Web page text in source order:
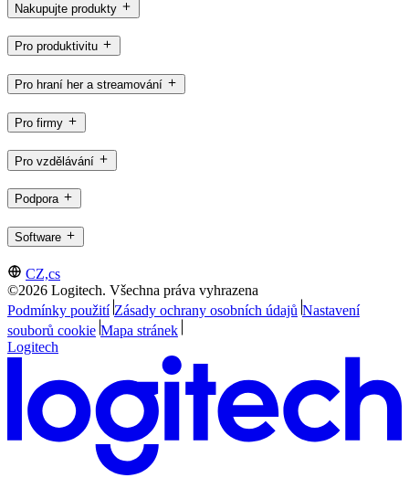
Nakupujte produkty
Pro produktivitu
Pro hraní her a streamování
Pro firmy
Pro vzdělávání
Podpora
Software
CZ,cs
©2026 Logitech. Všechna práva vyhrazena
Podmínky použití Zásady ochrany osobních údajů Nastavení
souborů cookie Mapa stránek
Logitech